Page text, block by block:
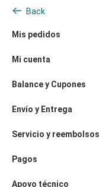
Back
Mis pedidos
Mi cuenta
Balance y Cupones
Envío y Entrega
Servicio y reembolsos
Pagos
Apoyo técnico